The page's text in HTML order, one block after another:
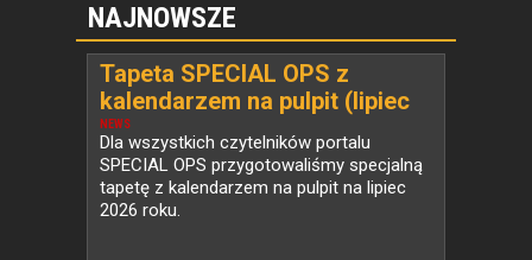
NAJNOWSZE
NEWS
Tapeta SPECIAL OPS z
kalendarzem na pulpit (lipiec
2026)
Dla wszystkich czytelników portalu
SPECIAL OPS przygotowaliśmy specjalną
tapetę z kalendarzem na pulpit na lipiec
2026 roku.